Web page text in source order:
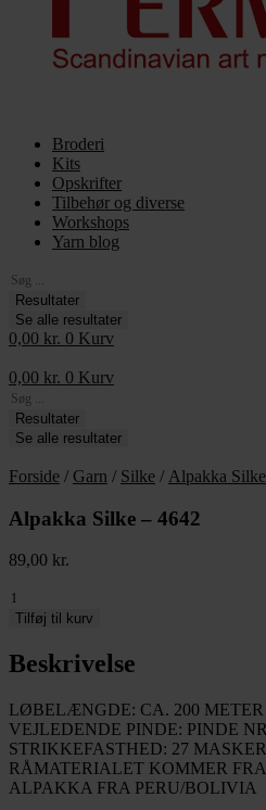
Broderi
Kits
Opskrifter
Tilbehør og diverse
Workshops
Yarn blog
Search
...Resultater
Se alle resultater
0,00 kr. 0 Kurv
0,00 kr. 0 Kurv
Search
...Resultater
Se alle resultater
Forside / Garn / Silke / Alpakka Silke
Alpakka Silke – 4642
89,00 kr.
Alpakka
Silke
4642
antal
Tilføj til kurv
Beskrivelse
LØBELÆNGDE: CA. 200 METER
VEJLEDENDE PINDE: PINDE
STRIKKEFASTHED: 27
RÅMATERIALET KOMMER
ALPAKKA FRA PERU/BOLIVIA